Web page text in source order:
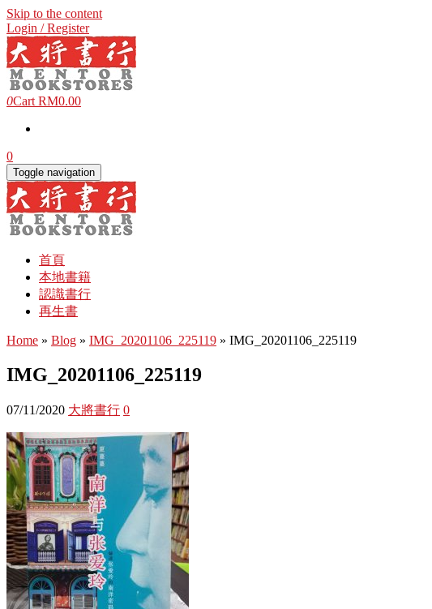
Skip to the content
Login / Register
0Cart RM0.00
0
Toggle navigation
首頁
本地書籍
認識書行
再生書
Home » Blog » IMG_20201106_225119 » IMG_20201106_225119
IMG_20201106_225119
07/11/2020 大將書行 0